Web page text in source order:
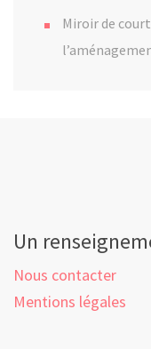
Miroir de
Un
Nous contacter
Mentions légales